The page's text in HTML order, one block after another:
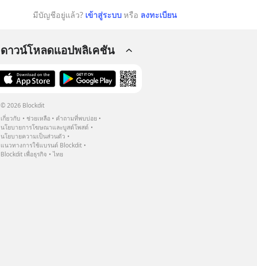
มีบัญชีอยู่แล้ว? เข้าสู่ระบบ หรือ ลงทะเบียน
ดาวน์โหลดแอปพลิเคชัน
© 2026 Blockdit
เกี่ยวกับ
ช่วยเหลือ
คำถามที่พบบ่อย
นโยบายการโฆษณาและบูสต์โพสต์
นโยบายความเป็นส่วนตัว
แนวทางการใช้แบรนด์ Blockdit
Blockdit เพื่อธุรกิจ
ไทย